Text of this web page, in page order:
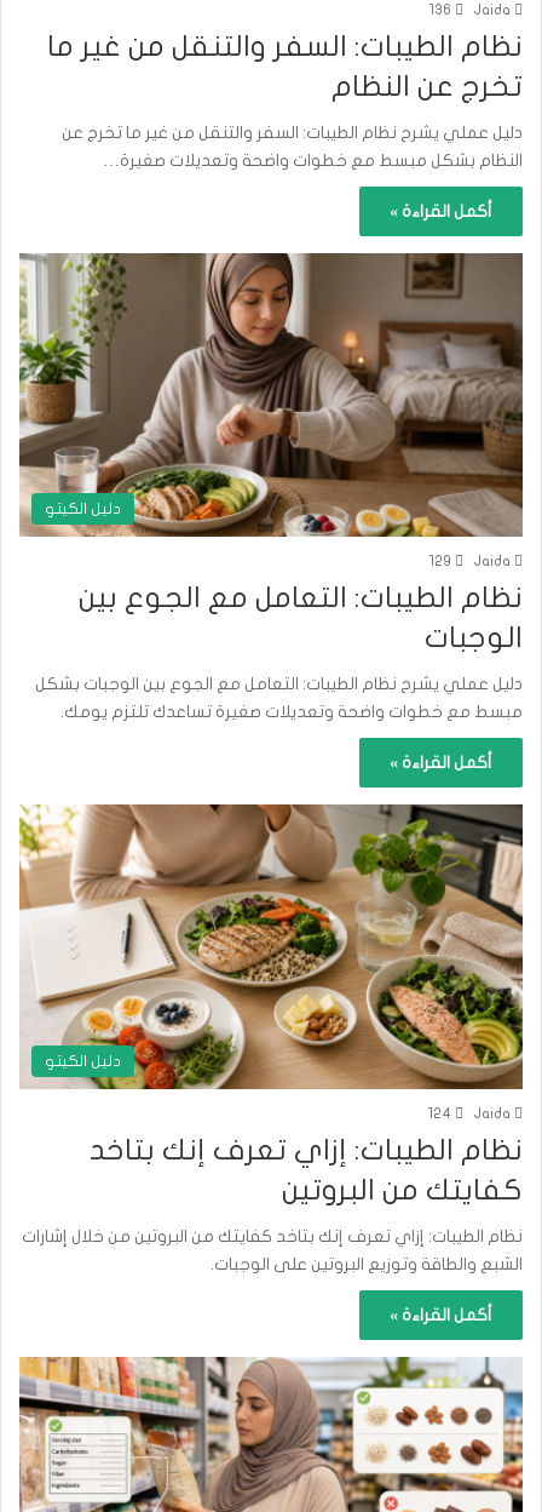
Jaida
136
نظام الطيبات: السفر والتنقل من غير ما
تخرج عن النظام
دليل عملي يشرح نظام الطيبات: السفر والتنقل من غير ما تخرج عن
النظام بشكل مبسط مع خطوات واضحة وتعديلات صغيرة…
أكمل القراءة »
دليل الكيتو
Jaida
129
نظام الطيبات: التعامل مع الجوع بين
الوجبات
دليل عملي يشرح نظام الطيبات: التعامل مع الجوع بين الوجبات بشكل
مبسط مع خطوات واضحة وتعديلات صغيرة تساعدك تلتزم يومك.
أكمل القراءة »
دليل الكيتو
Jaida
124
نظام الطيبات: إزاي تعرف إنك بتاخد
كفايتك من البروتين
نظام الطيبات: إزاي تعرف إنك بتاخد كفايتك من البروتين من خلال إشارات
الشبع والطاقة وتوزيع البروتين على الوجبات.
أكمل القراءة »